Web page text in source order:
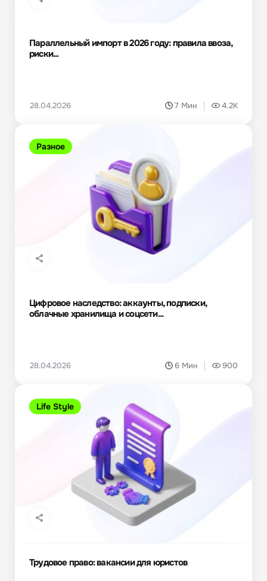
Параллельный импорт в 2026 году: правила ввоза,
риски...
28.04.2026 7 Мин 4.2K
Разное
Цифровое наследство: аккаунты, подписки,
облачные хранилища и соцсети...
28.04.2026 6 Мин 900
Life Style
Трудовое право: вакансии для юристов